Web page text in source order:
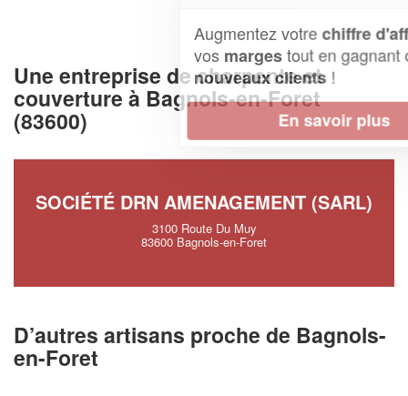
Une entreprise de charpente et
couverture à Bagnols-en-Foret
(83600)
SOCIÉTÉ DRN AMENAGEMENT (SARL)
3100 Route Du Muy
83600 Bagnols-en-Foret
D’autres artisans proche de Bagnols-
en-Foret
Augmentez votrechiffre d'affaireset
margestout en gagnant de
nouveaux clients!
En savoir plus